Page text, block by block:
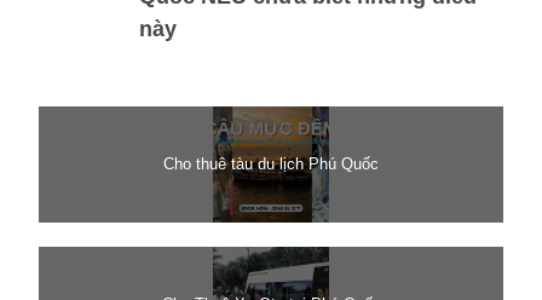
này
Cho thuê tàu du lịch Phú Quốc